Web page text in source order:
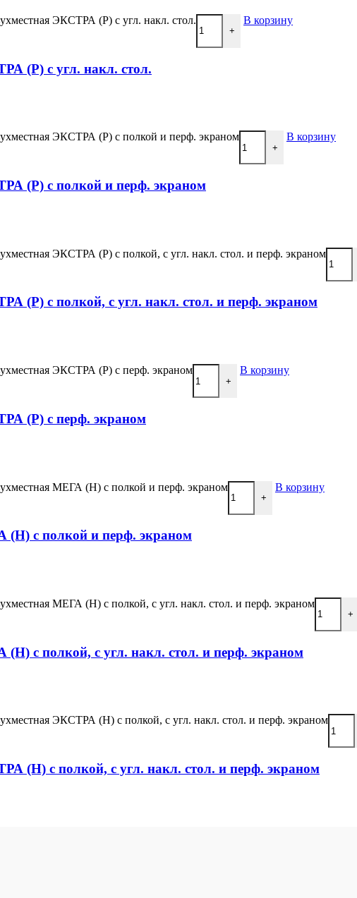
ЭКСТРА (Р) с угл. накл. стол.
+
В корзину
(Р) с угл. накл. стол.
ЭКСТРА (Р) с полкой и перф. экраном
+
В корзину
(Р) с полкой и перф. экраном
ЭКСТРА (Р) с полкой, с угл. накл. стол. и перф. экраном
(Р) с полкой, с угл. накл. стол. и перф. экраном
ЭКСТРА (Р) с перф. экраном
+
В корзину
(Р) с перф. экраном
МЕГА (Н) с полкой и перф. экраном
+
В корзину
(Н) с полкой и перф. экраном
МЕГА (Н) с полкой, с угл. накл. стол. и перф. экраном
+
с полкой, с угл. накл. стол. и перф. экраном
ЭКСТРА (Н) с полкой, с угл. накл. стол. и перф. экраном
(Н) с полкой, с угл. накл. стол. и перф. экраном